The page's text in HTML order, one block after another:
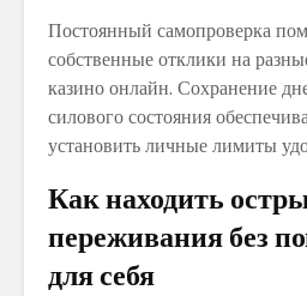
Постоянный самопроверка
собственные отклики на
казино онлайн. Сохранение
силового состояния
установить личные лимиты
Как находить
переживания без
для себя